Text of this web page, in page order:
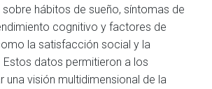
hábitos de sueño, síntomas de
cognitivo y factores de
la satisfacción social y la
datos permitieron a los
una visión multidimensional de la